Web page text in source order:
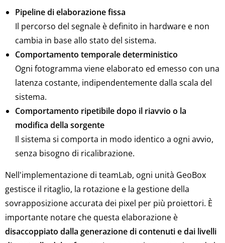
Pipeline di elaborazione fissa
Il percorso del segnale è definito in hardware e non
cambia in base allo stato del sistema.
Comportamento temporale deterministico
Ogni fotogramma viene elaborato ed emesso con una
latenza costante, indipendentemente dalla scala del
sistema.
Comportamento ripetibile dopo il riavvio o la
modifica della sorgente
Il sistema si comporta in modo identico a ogni avvio,
senza bisogno di ricalibrazione.
Nell'implementazione di teamLab, ogni unità GeoBox
gestisce il ritaglio, la rotazione e la gestione della
sovrapposizione accurata dei pixel per più proiettori. È
importante notare che questa elaborazione è
disaccoppiato dalla generazione di contenuti e dai livelli